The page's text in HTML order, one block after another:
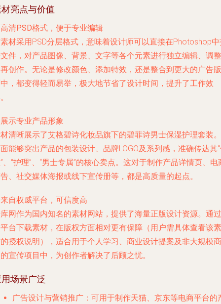
亮点与价值
清PSD格式，便于专业编辑
材采用PSD分层格式，意味着设计师可以直接在Photoshop
件，对产品图像、背景、文字等各个元素进行独立编辑、调整
创作。无论是修改颜色、添加特效，还是整合到更大的广告版
，都变得轻而易举，极大地节省了设计时间，提升了工作效
示专业产品形象
清晰展示了艾格碧诗化妆品旗下的碧菲诗男士保湿护理套装。
能够突出产品的包装设计、品牌LOGO及系列感，准确传达其
、“护理”、“男士专属”的核心卖点。这对于制作产品详情页、电
、社交媒体海报或线下宣传册等，都是高质量的起点。
自权威平台，可信度高
网作为国内知名的素材网站，提供了海量正版设计资源。通过
台下载素材，在版权方面相对更有保障（用户需具体查看该素
授权说明），适合用于个人学习、商业设计提案及非大规模商
宣传项目中，为创作者解决了后顾之忧。
场景广泛
广告设计与营销推广 ：可用于制作天猫、京东等电商平台的